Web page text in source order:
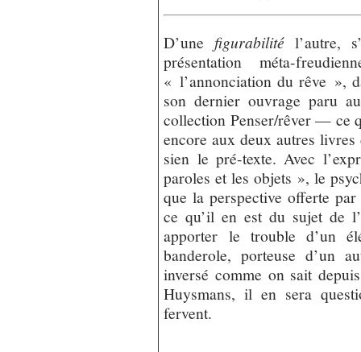
D’une figurabilité l’autre,
présentation méta-
« l’annonciation du rêve »,
son dernier ouvrage paru
collection Penser/rêver — ce
encore aux deux autres
sien le pré-texte. Avec
paroles et les objets », le
que la perspective offerte
ce qu’il en est du sujet de
apporter le trouble d’un
banderole, porteuse d’un
inversé comme on sait
Huysmans, il en sera
fervent.